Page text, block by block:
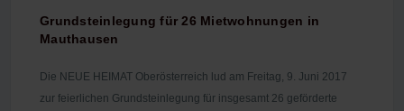
Grundsteinlegung für 26 Mietwohnungen in
Mauthausen
Die NEUE HEIMAT Oberösterreich lud am Freitag, 9. Juni 2017
zur feierlichen Grundsteinlegung für insgesamt 26 geförderte